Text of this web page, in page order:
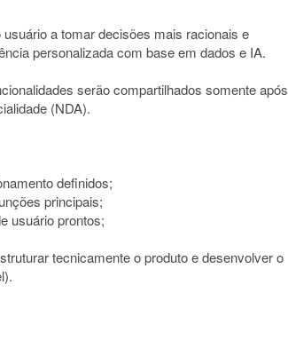
a tomar decisões mais racionais e
personalizada com base em dados e IA.
serão compartilhados somente após
(NDA).
definidos;
principais;
usuário prontos;
tecnicamente o produto e desenvolver o